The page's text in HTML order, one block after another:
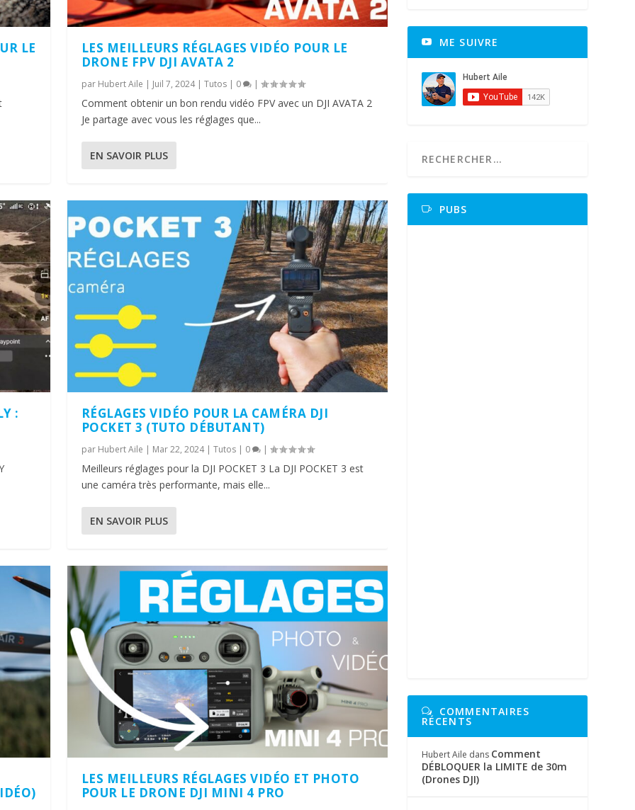
DRONE FPV DJI...
: MINI 4 PRO /...
3 (TUTO D...
POUR LE DJI ...
POUR LE DRON...
LE
:
LES MEILLEURS RÉGLAGES VIDÉO POUR LE
DRONE FPV DJI AVATA 2
par Hubert Aile Juil 7, 2024| Tutos| 0 |
Comment obtenir un bon rendu vidéo FPV avec un DJI AVATA 2
Je partage avec vous les réglages que...
EN SAVOIR PLUS
RÉGLAGES VIDÉO POUR LA CAMÉRA DJI
POCKET 3 (TUTO DÉBUTANT)
par Hubert Aile | Mar 22, 2024| Tutos| 0 |
Meilleurs réglages pour la DJI POCKET 3 La DJI POCKET 3 est
une caméra très performante, mais elle...
EN SAVOIR PLUS
LES MEILLEURS RÉGLAGES VIDÉO ET PHOTO
POUR LE DRONE DJI MINI 4 PRO
ME SUIVRE
PUBS
COMMENTAIRES
RÉCENTS
Hubert Aile dans Comment
DÉBLOQUER la LIMITE de 30m
(Drones DJI)